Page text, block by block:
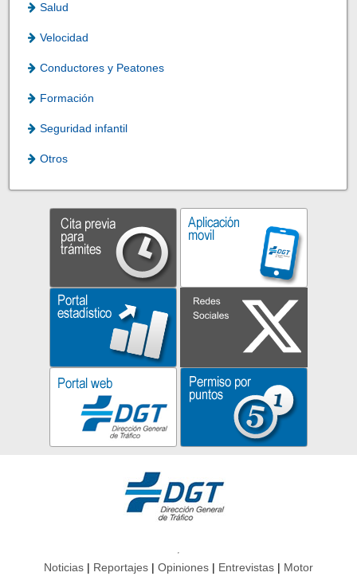
Salud
Velocidad
Conductores y Peatones
Formación
Seguridad infantil
Otros
Noticias Reportajes Opiniones Entrevistas Motor